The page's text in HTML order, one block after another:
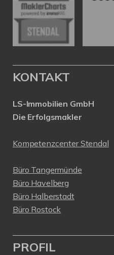
KONTAKT
LS-Immobilien GmbH
Die Erfolgsmakler
Kompetenzcenter Stendal
Büro Tangermünde
Büro Havelberg
Büro Halberstadt
Büro Rostock
PROFIL